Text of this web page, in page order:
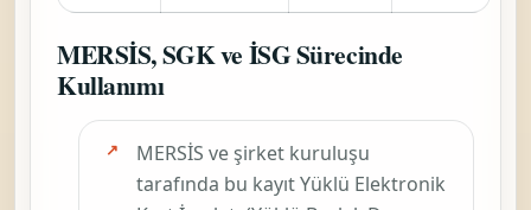
MERSİS, SGK ve İSG Sürecinde
Kullanımı
MERSİS ve şirket kuruluşu
tarafında bu kayıtYüklü Elektronik